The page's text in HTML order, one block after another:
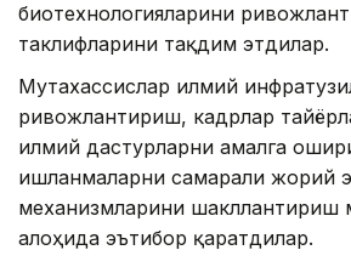
биотехнологияларини
таклифларини тақдим этдилар.
Мутахассислар илмий
ривожлантириш, кадрлар
илмий дастурларни амалга
ишланмаларни самарали жорий
механизмларини шакллантириш
алоҳида эътибор қаратдилар.